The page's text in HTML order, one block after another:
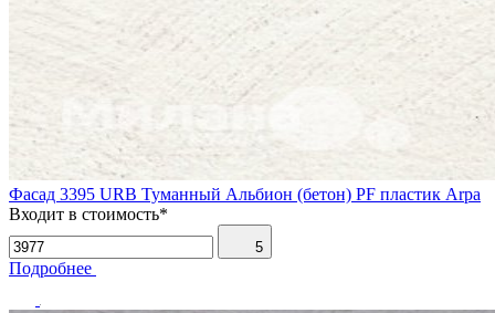
Фасад 3395 URB Туманный Альбион (бетон) PF пластик Arpa
Входит в стоимость*
5
Подробнее